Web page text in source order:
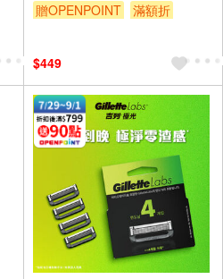
贈OPENPOINT
滿額折
$449